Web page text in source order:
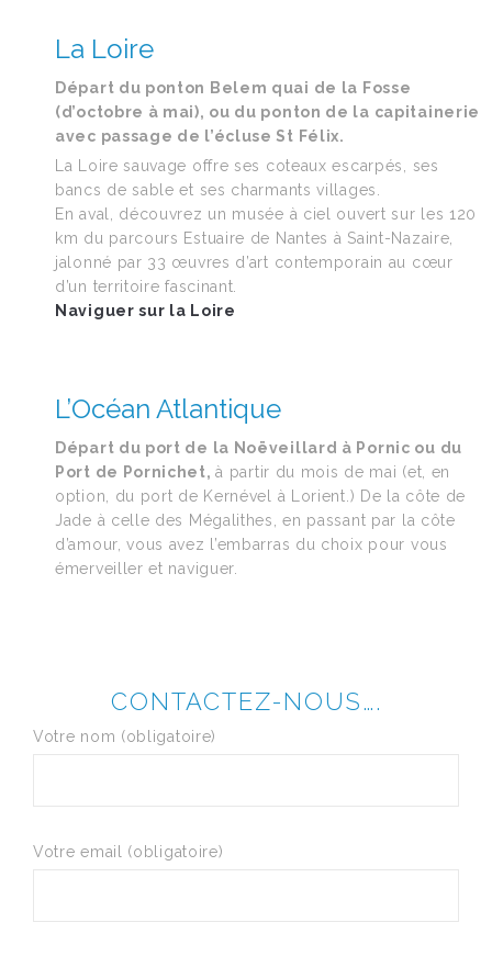
La Loire
Départ du ponton Belem quai de la Fosse
(d’octobre à mai), ou du ponton de la capitainerie
avec passage de l’écluse St Félix.
La Loire sauvage offre ses coteaux escarpés, ses
bancs de sable et ses charmants villages.
En aval, découvrez un musée à ciel ouvert sur les 120
km du parcours Estuaire de Nantes à Saint-Nazaire,
jalonné par 33 œuvres d’art contemporain au cœur
d’un territoire fascinant.
Naviguer sur la Loire
L’Océan Atlantique
Départ du port de la Noëveillard à Pornic ou du
Port de Pornichet,à partir du mois de mai (et, en
option, du port de Kernével à Lorient.) De la côte de
Jade à celle des Mégalithes, en passant par la côte
d’amour, vous avez l’embarras du choix pour vous
émerveiller et naviguer.
CONTACTEZ-NOUS….
Votre nom (obligatoire)
Votre email (obligatoire)